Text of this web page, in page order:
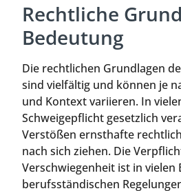
Rechtliche
Bedeutung
Die rechtlichen Grundlagen
sind vielfältig und können je
und Kontext variieren. In
Schweigepflicht gesetzlich
Verstößen ernsthafte
nach sich ziehen. Die
Verschwiegenheit ist in vielen
berufsständischen